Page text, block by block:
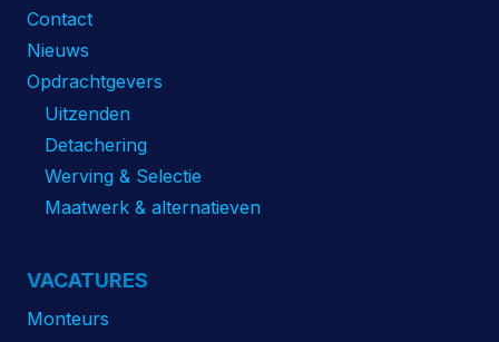
Contact
Nieuws
Opdrachtgevers
Uitzenden
Detachering
Werving & Selectie
Maatwerk & alternatieven
VACATURES
Monteurs